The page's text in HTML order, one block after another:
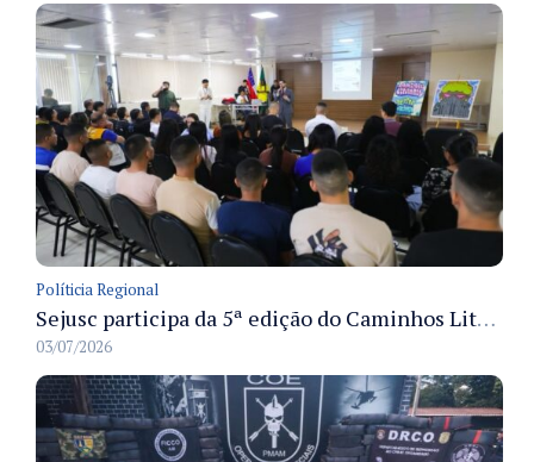
Políticia Regional
Sejusc participa da 5ª edição do Caminhos Literários com foco na cultura hip-hop nas unidades socioeducativas
03/07/2026